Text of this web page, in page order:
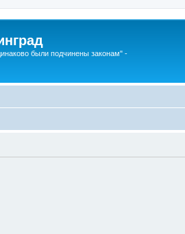
были подчинены законам" -